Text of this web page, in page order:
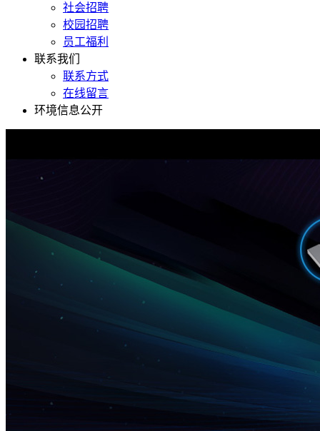
社会招聘
校园招聘
员工福利
联系我们
联系方式
在线留言
环境信息公开